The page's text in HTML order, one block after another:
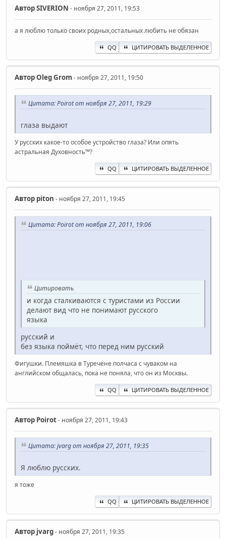
АвторSIVERION - ноября 27, 2011, 19:53
а я люблю только своих родных,остальных любить не обязан
QQ ЦИТИРОВАТЬ ВЫДЕЛЕННОЕ
АвторOleg Grom - ноября 27, 2011, 19:50
Цитата: Poirot от ноября 27, 2011, 19:29
глаза выдают
У русских какое-то особое устройство глаза? Или опять
астральная Духовность™?
QQ ЦИТИРОВАТЬ ВЫДЕЛЕННОЕ
Автор piton - ноября 27, 2011, 19:45
Цитата: Poirot от ноября 27, 2011, 19:06
Цитировать
и когда сталкиваются с туристами из России
делают вид что не понимают русского
языка
русский и
без языка поймёт, что перед ним русский
Фигушки. Племяшка в Туречене полчаса с чуваком на
английском общалась, пока не поняла, что он из Москвы.
QQ ЦИТИРОВАТЬ ВЫДЕЛЕННОЕ
Автор Poirot- ноября 27, 2011, 19:43
Цитата: jvarg от ноября 27, 2011, 19:35
Я люблю русских.
я тоже
QQ ЦИТИРОВАТЬ ВЫДЕЛЕННОЕ
Автор jvarg- ноября 27, 2011, 19:35